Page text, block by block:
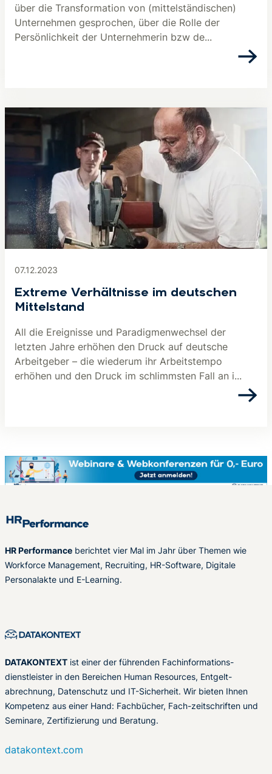
über die Transformation von (mittelständischen)
Unternehmen gesprochen, über die Rolle der
Persönlichkeit der Unternehmerin bzw de...
07.12.2023
Extreme Verhältnisse im deutschen
Mittelstand
All die Ereignisse und Paradigmenwechsel der
letzten Jahre erhöhen den Druck auf deutsche
Arbeitgeber – die wiederum ihr Arbeitstempo
erhöhen und den Druck im schlimmsten Fall an i...
HR Performance berichtet vier Mal im Jahr über Themen wie
Workforce Management, Recruiting, HR-Software, Digitale
Personalakte und E-Learning.
DATAKONTEXT ist einer der führenden Fachinformations-
dienstleister in den Bereichen Human Resources, Entgelt-
abrechnung, Datenschutz und IT-Sicherheit. Wir bieten Ihnen
Kompetenz aus einer Hand: Fachbücher, Fach-zeitschriften und
Seminare, Zertifizierung und Beratung.
datakontext.com